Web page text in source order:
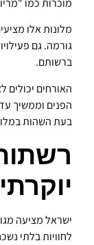
מוכרות כמו
מלונות אלו
גורמה. גם
ברשותם.
האורחים
הפנים וממשיך עד
בעת השהות
ישראל מציעה
לחוויות בלתי